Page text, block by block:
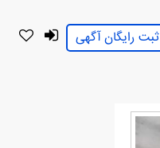
ثبت رایگان آگهی